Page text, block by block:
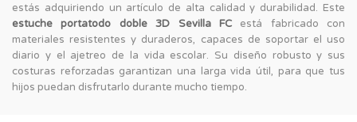
estás adquiriendo un artículo de alta calidad y durabilidad. Este
estuche portatodo doble 3D Sevilla FCestá fabricado con
materiales resistentes y duraderos, capaces de soportar el uso
diario y el ajetreo de la vida escolar. Su diseño robusto y sus
costuras reforzadas garantizan una larga vida útil, para que tus
hijos puedan disfrutarlo durante mucho tiempo.